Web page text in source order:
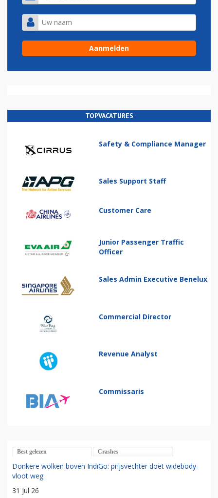
TOPVACATURES
Safety & Compliance Manager
Sales Support Staff
Customer Care
Junior Passenger Traffic
Officer
Sales Admin Executive Benelux
Commercial Director
Revenue Analyst
Commissaris
Best gelezen Crashes
Donkere wolken boven IndiGo: prijsvechter doet widebody-
vloot weg
31 jul 26